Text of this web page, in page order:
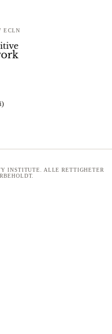
ECLN
INSTITUTE. ALLE RETTIGHETER